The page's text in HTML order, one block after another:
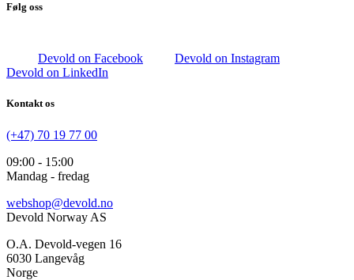
Følg oss
Devold on Facebook
Devold on Instagram
Devold on LinkedIn
Kontakt os
(+47) 70 19 77 00
09:00 - 15:00
Mandag - fredag
webshop@devold.no
Devold Norway AS
O.A. Devold-vegen 16
6030 Langevåg
Norge